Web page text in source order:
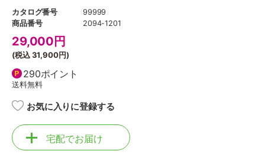
カタログ番号
99999
商品番号
2094-1201
29,000 円
(税込31,900円)
290ポイント
送料無料
お気に入りに登録する
宅配でお届け